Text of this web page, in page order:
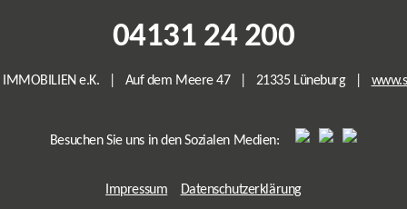
04131 24 200
IMMOBILIEN e.K. | Auf dem Meere 47 | 21335 Lüneburg |
Besuchen Sie uns in den Sozialen Medien:
Impressum Datenschutzerklärung